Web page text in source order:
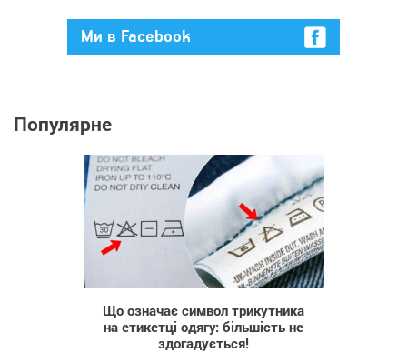
Ми в Facebook
Популярне
362
Що означає символ трикутника
на етикетці одягу: більшість не
здогадується!